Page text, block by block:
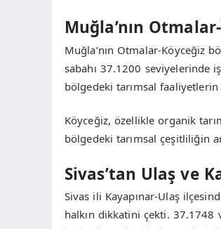
Muğla’nın
Muğla’nın Otmalar-Köyceğiz
sabahı 37.1200 seviyelerinde
bölgedeki tarımsal
Köyceğiz, özellikle organik
bölgedeki tarımsal çeşitliliğin
Sivas’tan Ulaş ve
Sivas ili Kayapınar-Ulaş
halkın dikkatini çekti.